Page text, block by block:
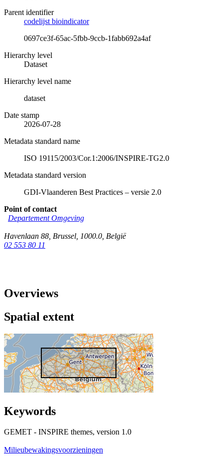
Parent identifier
codelijst bioindicator
0697ce3f-65ac-5fbb-9ccb-1fabb692a4af
Hierarchy level
Dataset
Hierarchy level name
dataset
Date stamp
2026-07-28
Metadata standard name
ISO 19115/2003/Cor.1:2006/INSPIRE-TG2.0
Metadata standard version
GDI-Vlaanderen Best Practices – versie 2.0
Point of contact
Departement Omgeving
Havenlaan 88 Brussel 1000.0 België
02 553 80 11
Overviews
Spatial extent
Keywords
GEMET - INSPIRE themes, version 1.0
Milieubewakingsvoorzieningen